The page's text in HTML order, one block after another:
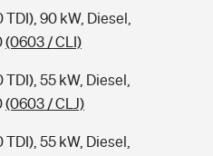
TDI), 90 kW, Diesel,
(0603 / CLI)
TDI), 55 kW, Diesel,
(0603 / CLJ)
TDI), 55 kW, Diesel,